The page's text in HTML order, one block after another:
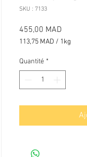
SKU : 7133
455,00 MAD
113,75 MAD / 1kg
pour
1
Kilogramme
Quantité *